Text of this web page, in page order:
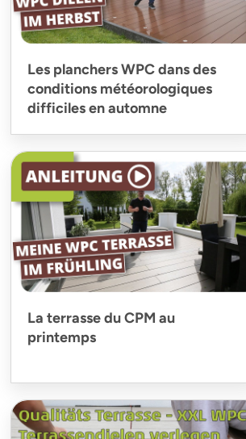
Les planchers WPC dans des
conditions météorologiques
difficiles en automne
La terrasse du CPM au
printemps